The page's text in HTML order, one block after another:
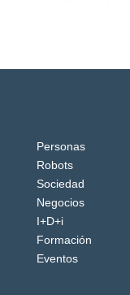
Personas
Robots
Sociedad
Negocios
I+D+i
Formación
Eventos